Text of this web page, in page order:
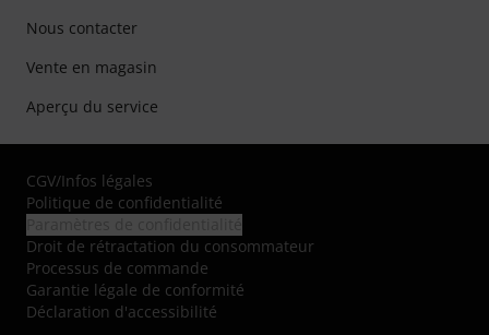
Nous contacter
Vente en magasin
Aperçu du service
CGV/Infos légales
Politique de confidentialité
Droit de rétractation du consommateur
Processus de commande
Garantie légale de conformité
Déclaration d'accessibilité